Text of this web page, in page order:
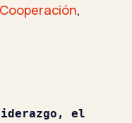
Cooperación,
el